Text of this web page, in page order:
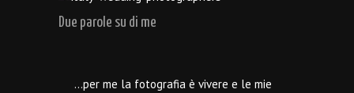
Due parole su di me
…per me la fotografia è vivere e le mie